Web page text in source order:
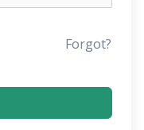
Forgot?